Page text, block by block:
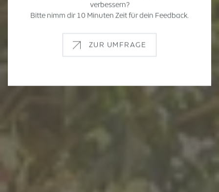
verbessern?
Bitte nimm dir 10 Minuten Zeit für dein Feedback.
ZUR UMFRAGE